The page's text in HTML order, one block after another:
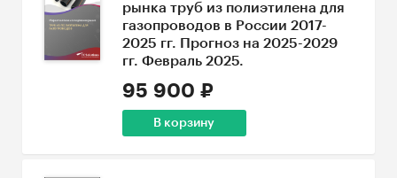
рынка труб из полиэтилена для
газопроводов в России 2017-
2025 гг. Прогноз на 2025-2029
гг. Февраль 2025.
95 900 ₽
В корзину